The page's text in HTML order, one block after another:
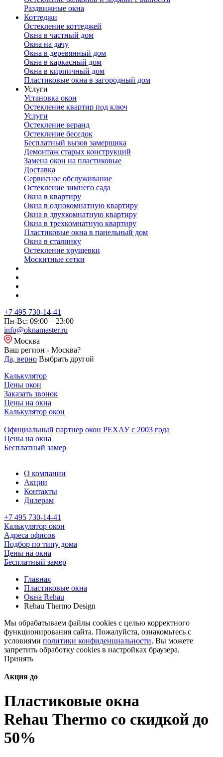
Раздвижные окна
Коттеджи
Остекление коттеджей
Окна в частный дом
Окна на дачу
Окна в деревянный дом
Окна в каркасный дом
Окна в кирпичный дом
Пластиковые окна в загородный дом
Услуги
Установка окон
Остекление квартир под ключ
Услуги
Остекление веранд
Остекление беседок
Бесплатный вызов замерщика
Демонтаж старых конструкций
Замена окон на пластиковые
Доставка
Сервисное обслуживание
Остекление зимнего сада
Окна в квартиру
Окна в однокомнатную квартиру
Окна в двухкомнатную квартиру
Окна в трехкомнатную квартиру
Пластиковые окна в панельный дом
Окна в сталинку
Остекление хрущевки
Москитные сетки
+7 495 730-14-41
Пн-Вс: 09:00—23:00
info@oknamaster.ru
Москва
Ваш регион - Москва?
Да, верно Выбрать другой
Калькулятор
Цены окон
Заказать звонок
Цены на окна
Калькулятор окон
Официальный партнер окон РЕХАУ с 2003 года
Цены на окна
Бесплатный замер
О компании
Акции
Контакты
Дилерам
+7 495 730-14-41
Калькулятор окон
Адреса офисов
Подбор по типу дома
Цены на окна
Бесплатный замер
Главная
Пластиковые окна
Окна Rehau
Rehau Thermo Design
Мы обрабатываем файлы cookies с целью корректного
функционирования сайта. Пожалуйста, ознакомьтесь с
условиями политики конфиденциальности. Вы можете
запретить обработку cookies в настройках браузера.
Принять
Акция до
Пластиковые окна
Rehau Thermo со скидкой до
50%